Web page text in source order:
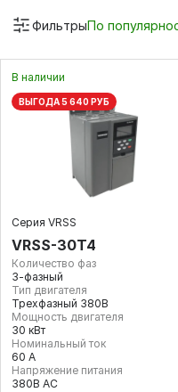
ФильтрыПо
В наличии
ВЫГОДА 5 640 РУБ
Серия VRSS
VRSS-30T4
Количество фаз
3-фазный
Тип двигателя
Трехфазный 380В
Мощность двигателя
30 кВт
Номинальный ток
60 А
Напряжение питания
380В AC